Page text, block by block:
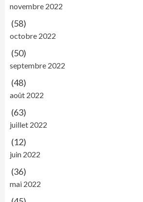
novembre 2022
(58)
octobre 2022
(50)
septembre 2022
(48)
août 2022
(63)
juillet 2022
(12)
juin 2022
(36)
mai 2022